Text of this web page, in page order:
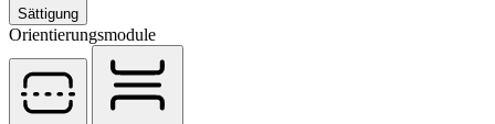
Sättigung
Orientierungsmodule